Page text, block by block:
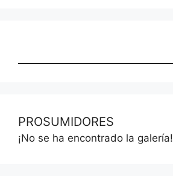
PROSUMIDORES
¡No se ha encontrado la galería!